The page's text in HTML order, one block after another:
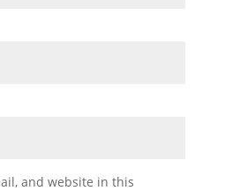
and website in this